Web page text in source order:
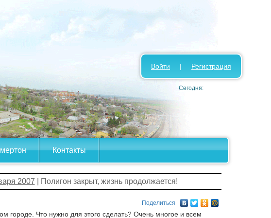
Контакты
Войти | Регистрация
Сегодня:
2007 | Полигон закрыт, жизнь продолжается!
Поделиться
городе. Что нужно для этого сделать? Очень многое и всем